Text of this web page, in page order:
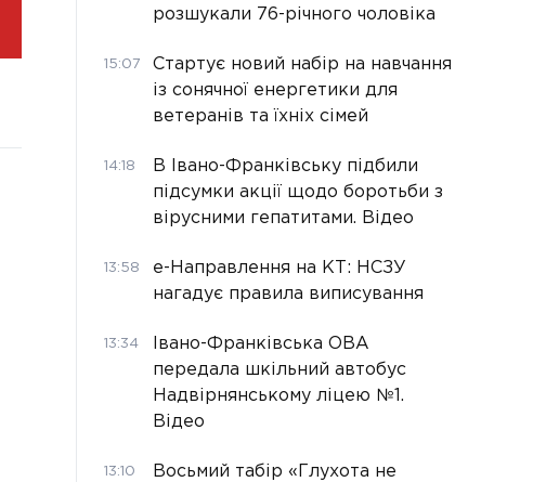
розшукали 76-річного чоловіка
15:07
Стартує новий набір на навчання
із сонячної енергетики для
ветеранів та їхніх сімей
14:18
В Івано-Франківську підбили
підсумки акції щодо боротьби з
вірусними гепатитами. Відео
13:58
е-Направлення на КТ: НСЗУ
нагадує правила виписування
13:34
Івано-Франківська ОВА
передала шкільний автобус
Надвірнянському ліцею №1.
Відео
13:10
Восьмий табір «Глухота не